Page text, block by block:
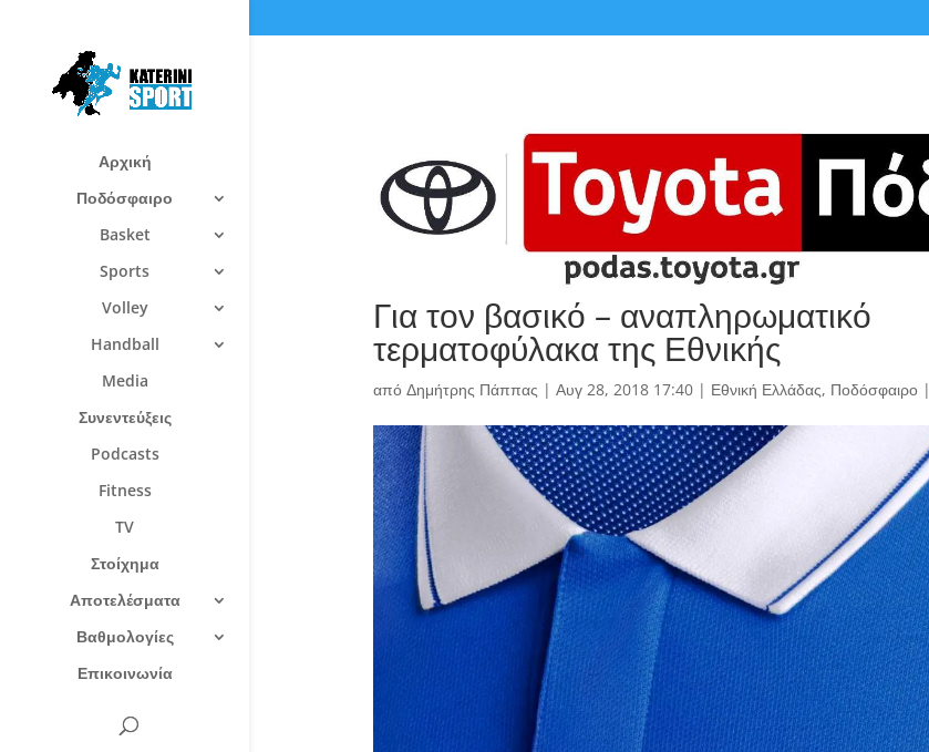
Αρχική
Ποδόσφαιρο
Basket
Sports
Volley
Handball
Media
Συνεντεύξεις
Podcasts
Fitness
TV
Στοίχημα
Αποτελέσματα
Βαθμολογίες
Επικοινωνία
Για τον βασικό – αναπληρωματικό
τερματοφύλακα της Εθνικής
από Δημήτρης Πάππας | Αυγ 28, 2018 17:40| Εθνική Ελλάδας, Ποδόσφαιρο|